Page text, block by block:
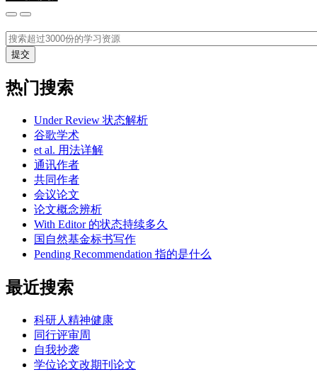
热门搜索
Under Review 状态解析
谷歌学术
et al. 用法详解
通讯作者
共同作者
会议论文
论文概念辨析
With Editor 的状态持续多久
国自然基金标书写作
Pending Recommendation 指的是什么
最近搜索
科研人精神健康
同行评审周
自我抄袭
学位论文改期刊论文